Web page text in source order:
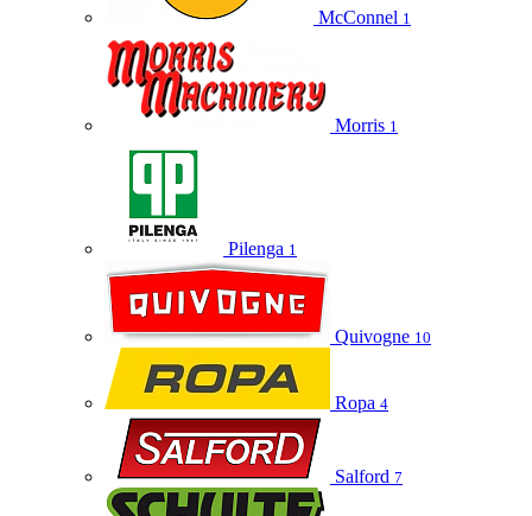
McConnel 1
Morris 1
Pilenga 1
Quivogne 10
Ropa 4
Salford 7